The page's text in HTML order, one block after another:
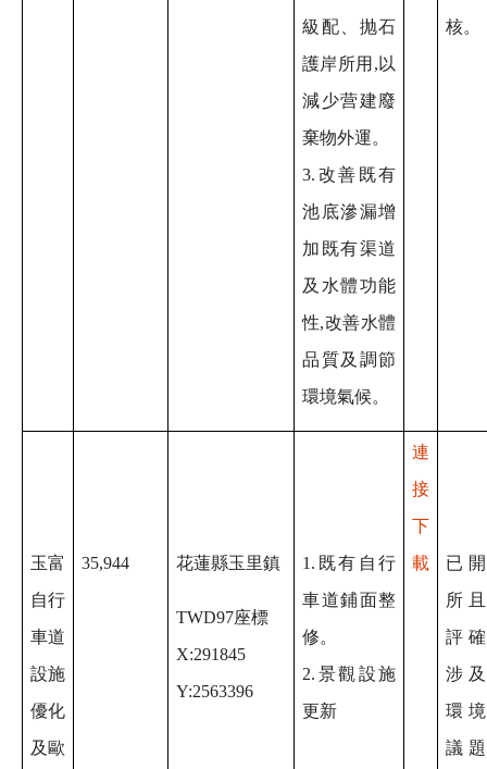
級配、抛石
護岸所用,以
減少营建廢
棄物外運。
3.改善既有
池底滲漏增
加既有渠道
及水體功能
性,改善水體
品質及調節
環境氣候。
核。
玉富
自行
車道
設施
優化
及歐
35,944 花蓮縣玉里鎮
TWD97座標
X:291845
Y:2563396
1.既有自行
車道鋪面整
修。
2.景觀設施
更新
連
接
下
載
已
所
評
涉
環
議